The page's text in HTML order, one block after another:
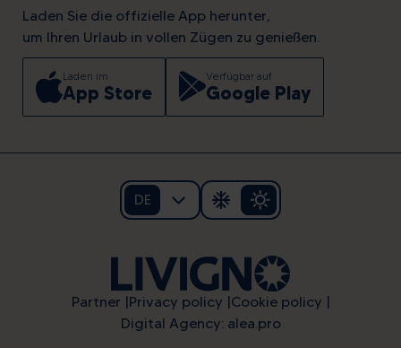
Laden Sie die offizielle App herunter,
um Ihren Urlaub in vollen Zügen zu genießen.
Laden im
App Store
Verfügbar auf
Google Play
DE
Partner Privacy policy Cookie policy
Digital Agency: alea.pro